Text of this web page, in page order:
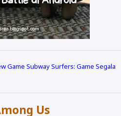
Game Subway Surfers: Game Segala
Us